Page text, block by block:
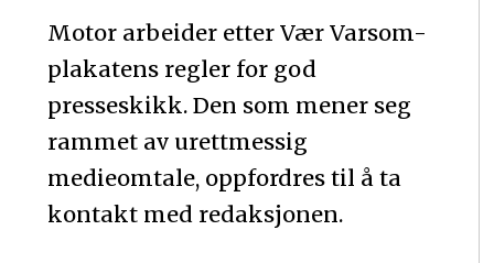
Motor arbeider etter Vær Varsom-
plakatens regler for god
presseskikk. Den som mener seg
rammet av urettmessig
medieomtale, oppfordres til å ta
kontakt med redaksjonen.